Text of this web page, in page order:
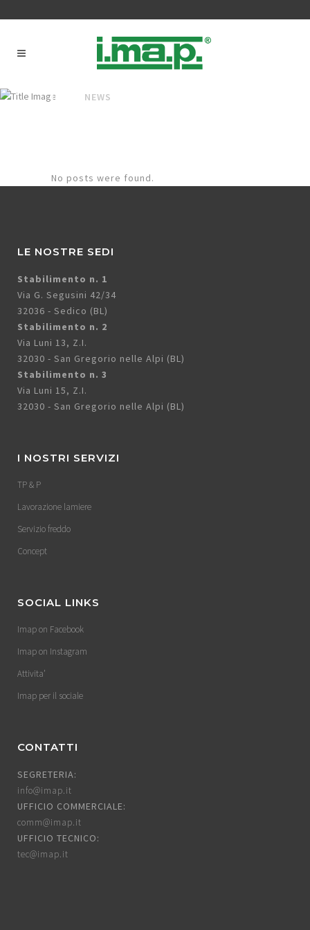
IMAP NEWS
No posts were found.
LE NOSTRE SEDI
Stabilimento n. 1
Via G. Segusini 42/34
32036 - Sedico (BL)
Stabilimento n. 2
Via Luni 13, Z.I.
32030 - San Gregorio nelle Alpi (BL)
Stabilimento n. 3
Via Luni 15, Z.I.
32030 - San Gregorio nelle Alpi (BL)
I NOSTRI SERVIZI
TP & P
Lavorazione lamiere
Servizio freddo
Concept
SOCIAL LINKS
Imap on Facebook
Imap on Instagram
Attivita’
Imap per il sociale
CONTATTI
SEGRETERIA:
info@imap.it
UFFICIO COMMERCIALE:
comm@imap.it
UFFICIO TECNICO:
tec@imap.it